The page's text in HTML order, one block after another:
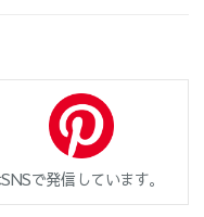
で発信しています。